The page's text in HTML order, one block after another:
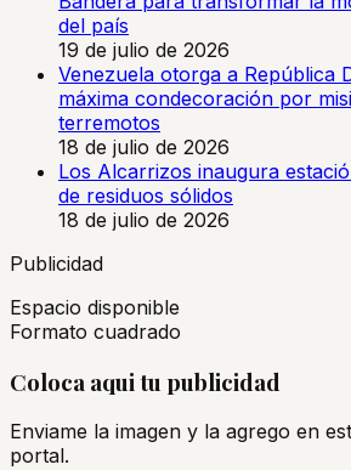
del país
19 de julio de 2026
Venezuela otorga a República
máxima condecoración por
terremotos
18 de julio de 2026
Los Alcarrizos inaugura
de residuos sólidos
18 de julio de 2026
Publicidad
Espacio disponible
Formato cuadrado
Coloca aqui tu publicidad
Enviame la imagen y la agrego en
portal.